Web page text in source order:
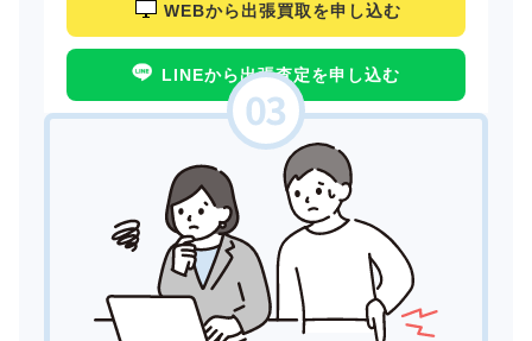
WEBから出張買取を申し込む
LINEから出張査定を申し込む